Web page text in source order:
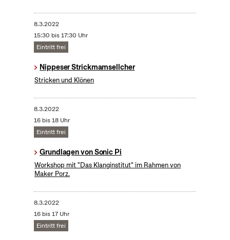
8.3.2022
15:30 bis 17:30 Uhr
Eintritt frei
Nippeser Strickmamsellcher
Stricken und Klönen
8.3.2022
16 bis 18 Uhr
Eintritt frei
Grundlagen von Sonic Pi
Workshop mit "Das Klanginstitut" im Rahmen von
Maker Porz.
8.3.2022
16 bis 17 Uhr
Eintritt frei